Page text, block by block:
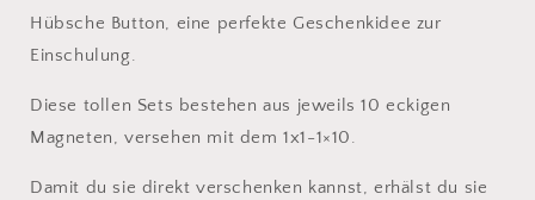
Hübsche Button, eine perfekte Geschenkidee zur
Einschulung.
Diese tollen Sets bestehen aus jeweils 10 eckigen
Magneten, versehen mit dem 1x1-1×10.
Damit du sie direkt verschenken kannst, erhälst du sie